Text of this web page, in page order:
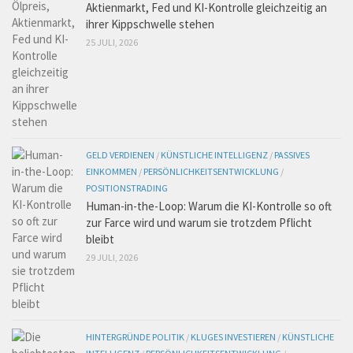
Aktienmarkt, Fed und KI-Kontrolle gleichzeitig an
ihrer Kippschwelle stehen
25 JULI, 2026
GELD VERDIENEN / KÜNSTLICHE INTELLIGENZ / PASSIVES
EINKOMMEN / PERSÖNLICHKEITSENTWICKLUNG /
POSITIONSTRADING
Human-in-the-Loop: Warum die KI-Kontrolle so oft
zur Farce wird und warum sie trotzdem Pflicht
bleibt
29 JULI, 2026
HINTERGRÜNDE POLITIK / KLUGES INVESTIEREN / KÜNSTLICHE